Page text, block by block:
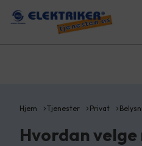
Hjem Tjenester Privat
Hvordan